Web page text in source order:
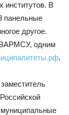
институтов. В
панельные
другое.
ВАРМСУ, одним
.